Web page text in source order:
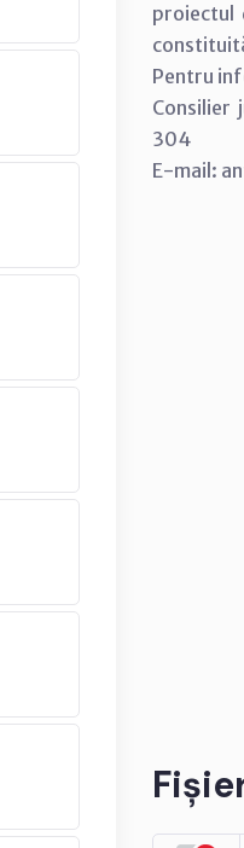
proiectul
Pentru
Consilier
304
E-mail:
p.